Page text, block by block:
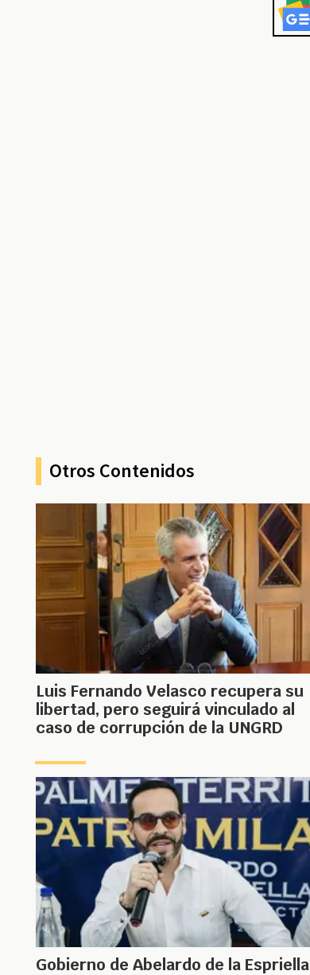
Otros Contenidos
Luis Fernando Velasco recupera su
libertad, pero seguirá vinculado al
caso de corrupción de la UNGRD
Gobierno de Abelardo de la Espriella